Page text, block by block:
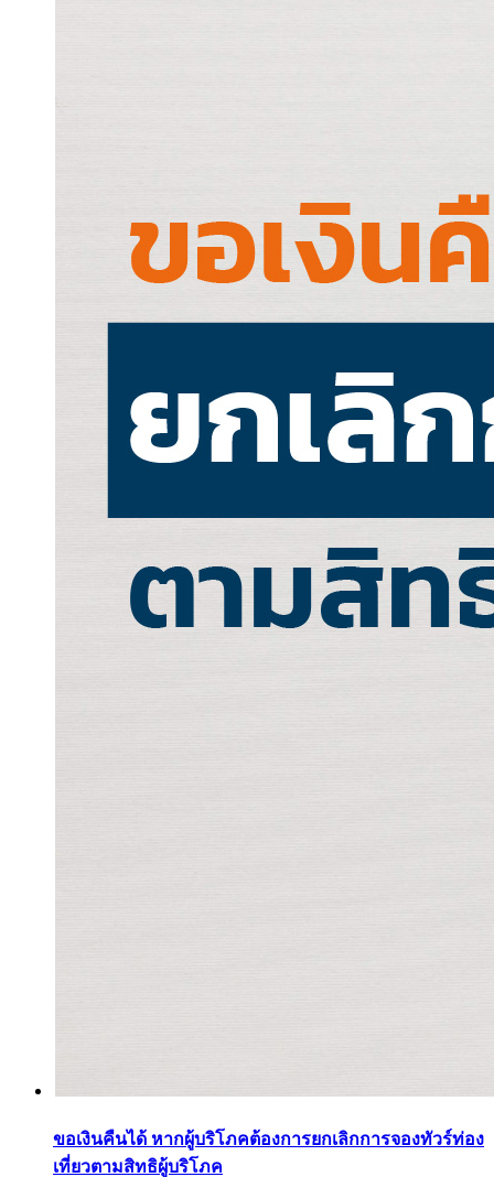
ขอเงินคืนได้ หากผู้บริโภคต้องการยกเลิกการจองทัวร์ท่อง
เที่ยวตามสิทธิผู้บริโภค